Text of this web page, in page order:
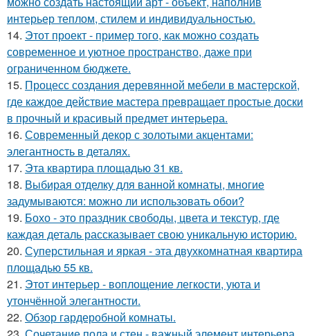
интерьер теплом, стилем и индивидуальностью.
14. Этот проект - пример того, как можно создать
современное и уютное пространство, даже при
ограниченном бюджете.
15. Процесс создания деревянной мебели в мастерской,
где каждое действие мастера превращает простые доски
в прочный и красивый предмет интерьера.
16. Современный декор с золотыми акцентами:
элегантность в деталях.
17. Эта квартира площадью 31 кв.
18. Выбирая отделку для ванной комнаты, многие
задумываются: можно ли использовать обои?
19. Бохо - это праздник свободы, цвета и текстур, где
каждая деталь рассказывает свою уникальную историю.
20. Суперстильная и яркая - эта двухкомнатная квартира
площадью 55 кв.
21. Этот интерьер - воплощение легкости, уюта и
утончённой элегантности.
22. Обзор гардеробной комнаты.